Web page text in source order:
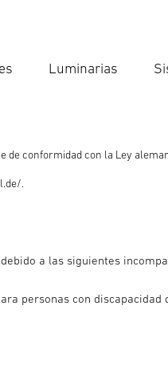
Luminarias
de conformidad con la Ley
.
a las siguientes
personas con